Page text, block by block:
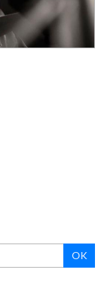
OK